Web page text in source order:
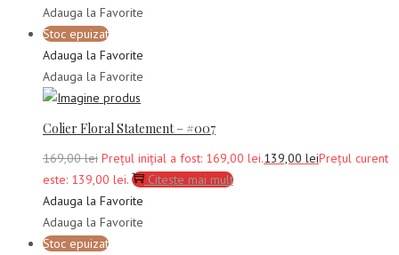
Adauga la Favorite
Stoc epuizat
Adauga la Favorite
Adauga la Favorite
Colier Floral Statement – #007
169,00lei Prețul inițial a fost: 169,00 lei.139,00 leiPrețul curent
este: 139,00 lei.
Citește mai mult
Adauga la Favorite
Adauga la Favorite
Stoc epuizat